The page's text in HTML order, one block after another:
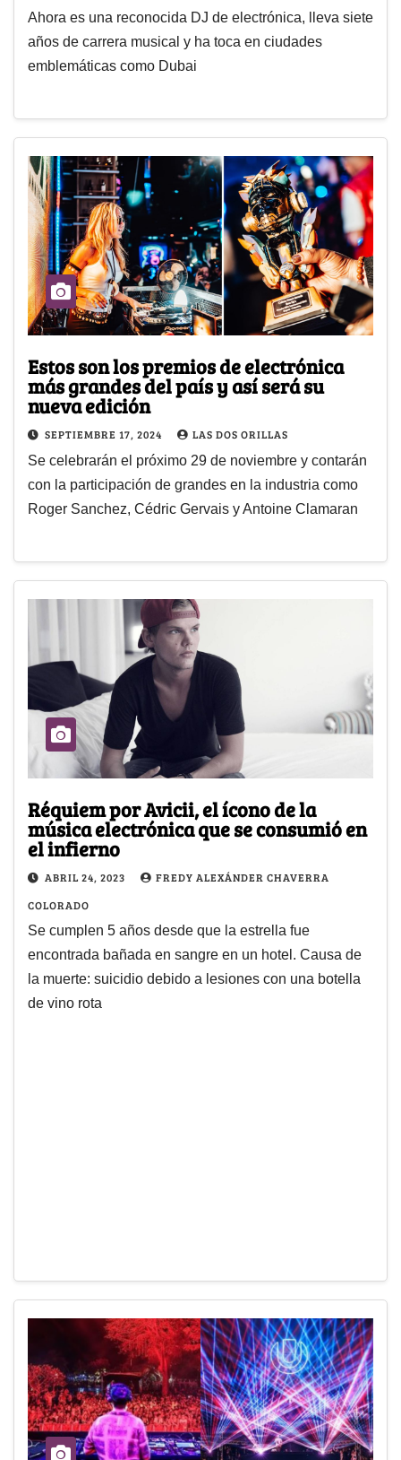
Ahora es una reconocida DJ de electrónica, lleva siete
años de carrera musical y ha toca en ciudades
emblemáticas como Dubai
Estos son los premios de electrónica
más grandes del país y así será su
nueva edición
SEPTIEMBRE 17, 2024 LAS DOS ORILLAS
Se celebrarán el próximo 29 de noviembre y contarán
con la participación de grandes en la industria como
Roger Sanchez, Cédric Gervais y Antoine Clamaran
Réquiem por Avicii, el ícono de la
música electrónica que se consumió en
el infierno
ABRIL 24, 2023
FREDY ALEXÁNDER CHAVERRA
COLORADO
Se cumplen 5 años desde que la estrella fue
encontrada bañada en sangre en un hotel. Causa de
la muerte: suicidio debido a lesiones con una botella
de vino rota